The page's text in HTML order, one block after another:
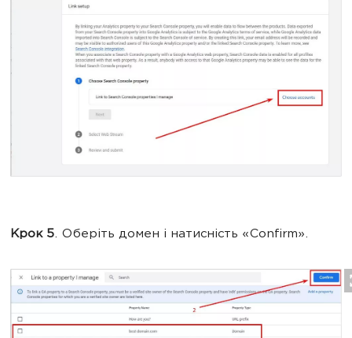
Крок 5. Оберіть домен і натисність «Confirm».